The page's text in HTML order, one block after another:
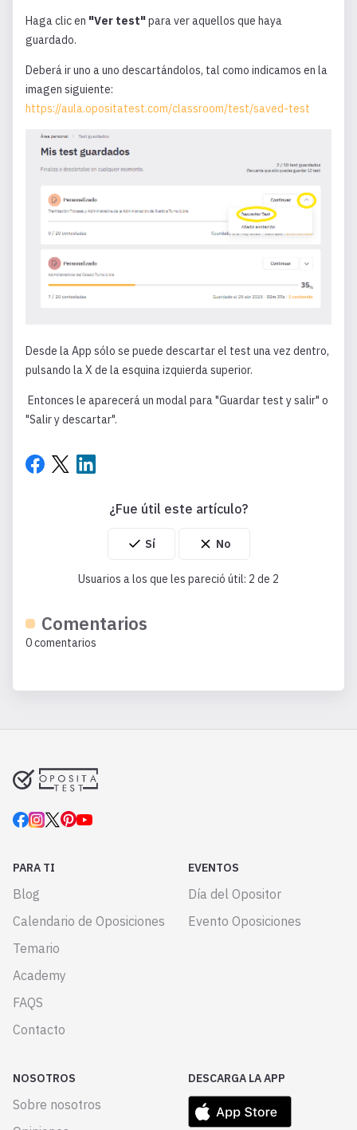
Haga clic en "Ver test"para ver aquellos que haya
guardado.
Deberá ir uno a uno descartándolos, tal como indicamos en la
imagen siguiente:
https://aula.opositatest.com/classroom/test/saved-test
Desde la App sólo se puede descartar el test una vez dentro,
pulsando la X de la esquina izquierda superior.
Entonces le aparecerá un modal para "Guardar test y salir" o
"Salir y descartar".
¿Fue útil este artículo?
Usuarios a los que les pareció útil: 2 de 2
Comentarios
0 comentarios